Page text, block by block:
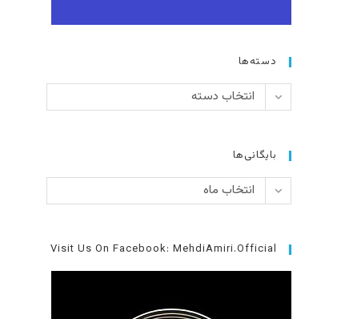
دسته‌ها
دسته‌ها انتخاب دسته
بایگانی‌ها
بایگانی‌هاانتخاب ماه
Visit Us On Facebook: MehdiAmiri.Official